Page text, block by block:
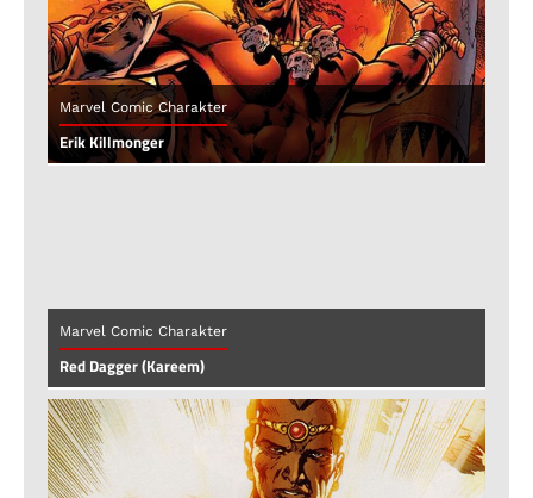
Marvel Comic Charakter
Erik Killmonger
Marvel Comic Charakter
Red Dagger (Kareem)